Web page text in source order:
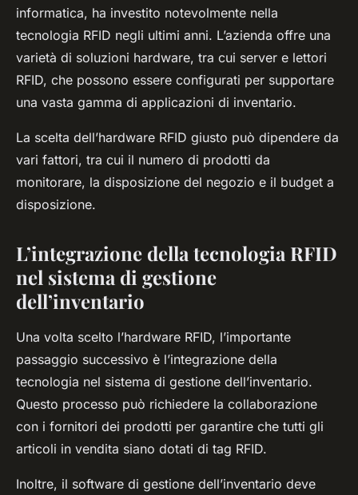
informatica, ha investito notevolmente nella
tecnologia RFID negli ultimi anni. L’azienda offre una
varietà di soluzioni hardware, tra cui server e lettori
RFID, che possono essere configurati per supportare
una vasta gamma di applicazioni di inventario.
La scelta dell’hardware RFID giusto può dipendere da
vari fattori, tra cui il numero di prodotti da
monitorare, la disposizione del negozio e il budget a
disposizione.
L’integrazione della tecnologia RFID
nel sistema di gestione
dell’inventario
Una volta scelto l’hardware RFID, l’importante
passaggio successivo è l’integrazione della
tecnologia nel sistema di gestione dell’inventario.
Questo processo può richiedere la collaborazione
con i fornitori dei prodotti per garantire che tutti gli
articoli in vendita siano dotati di tag RFID.
Inoltre, il software di gestione dell’inventario deve